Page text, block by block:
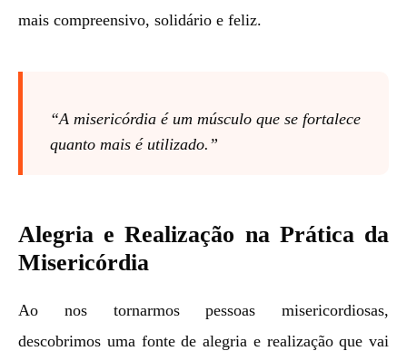
mais compreensivo, solidário e feliz.
“A misericórdia é um músculo que se fortalece
quanto mais é utilizado.”
Alegria e Realização na Prática da
Misericórdia
Ao nos tornarmos pessoas misericordiosas,
descobrimos uma fonte de alegria e realização que vai